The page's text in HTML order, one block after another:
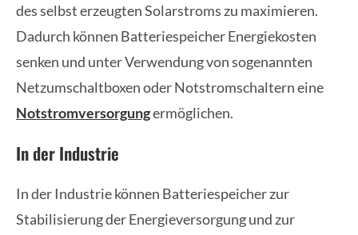
des selbst erzeugten Solarstroms zu maximieren.
Dadurch können Batteriespeicher Energiekosten
senken und unter Verwendung von sogenannten
Netzumschaltboxen oder Notstromschaltern eine
Notstromversorgungermöglichen.
In der Industrie
In der Industrie können Batteriespeicher zur
Stabilisierung der Energieversorgung und zur